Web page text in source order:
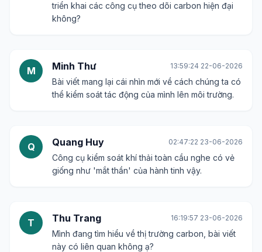
triển khai các công cụ theo dõi carbon hiện đại
không?
M Minh Thư 13:59:24 22-06-2026
Bài viết mang lại cái nhìn mới về cách chúng ta có
thể kiểm soát tác động của mình lên môi trường.
Q Quang Huy 02:47:22 23-06-2026
Công cụ kiểm soát khí thải toàn cầu nghe có vẻ
giống như 'mắt thần' của hành tinh vậy.
T Thu Trang 16:19:57 23-06-2026
Mình đang tìm hiểu về thị trường carbon, bài viết
này có liên quan không ạ?